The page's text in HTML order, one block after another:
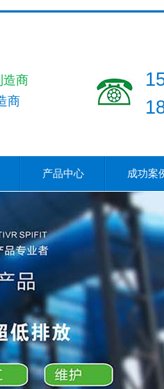
造商
商
产品中心 成功案